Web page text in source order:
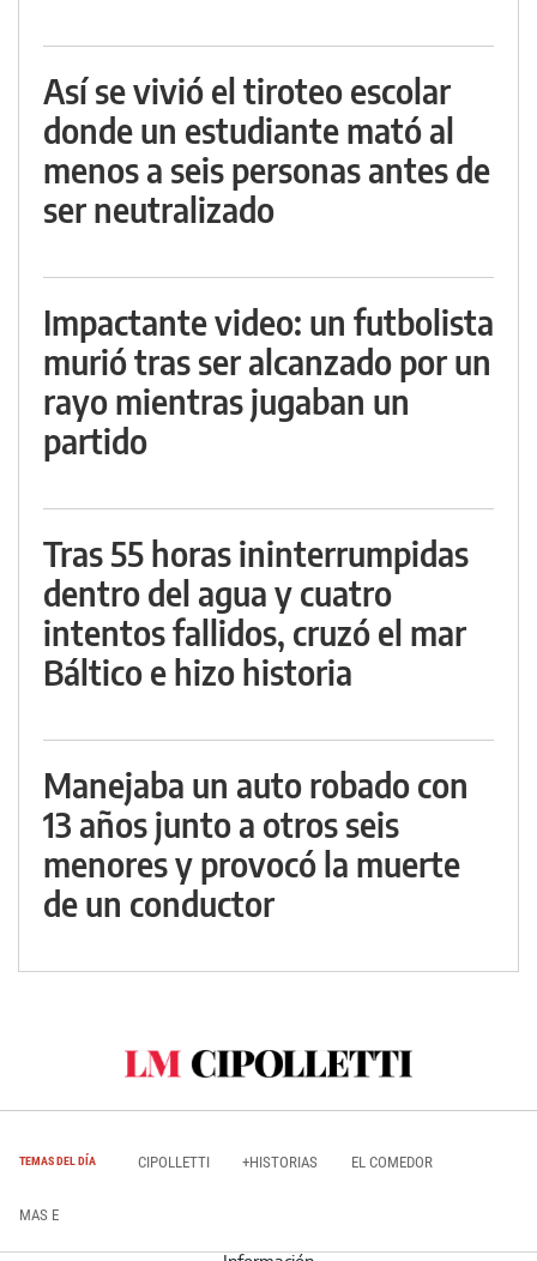
Así se vivió el tiroteo escolar
donde un estudiante mató al
menos a seis personas antes de
ser neutralizado
Impactante video: un futbolista
murió tras ser alcanzado por un
rayo mientras jugaban un
partido
Tras 55 horas ininterrumpidas
dentro del agua y cuatro
intentos fallidos, cruzó el mar
Báltico e hizo historia
Manejaba un auto robado con
13 años junto a otros seis
menores y provocó la muerte
de un conductor
TEMAS DEL DÍA CIPOLLETTI +HISTORIAS EL COMEDOR
MAS E